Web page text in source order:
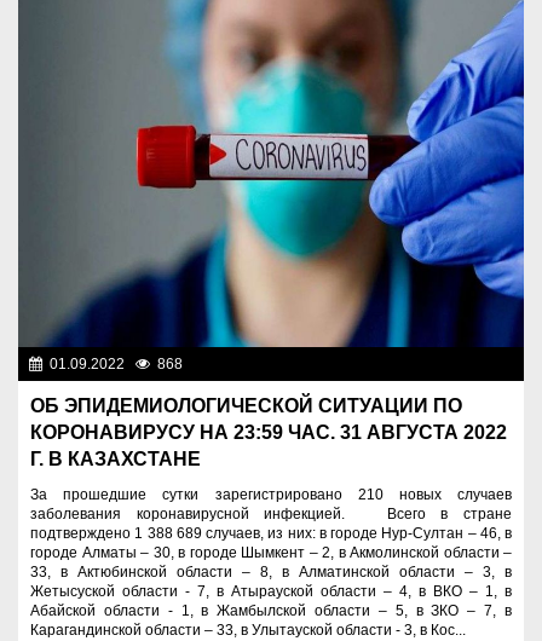
01.09.2022 868
ОБ ЭПИДЕМИОЛОГИЧЕСКОЙ СИТУАЦИИ ПО
КОРОНАВИРУСУ НА 23:59 ЧАС. 31 АВГУСТА 2022
Г. В КАЗАХСТАНЕ
За прошедшие сутки зарегистрировано 210 новых случаев
заболевания коронавирусной инфекцией. ⠀ Всего в стране
подтверждено 1 388 689 случаев, из них: в городе Нур-Султан – 46, в
городе Алматы – 30, в городе Шымкент – 2, в Акмолинской области –
33, в Актюбинской области – 8, в Алматинской области – 3, в
Жетысуской области - 7, в Атырауской области – 4, в ВКО – 1, в
Абайской области - 1, в Жамбылской области – 5, в ЗКО – 7, в
Карагандинской области – 33, в Улытауской области - 3, в Кос...